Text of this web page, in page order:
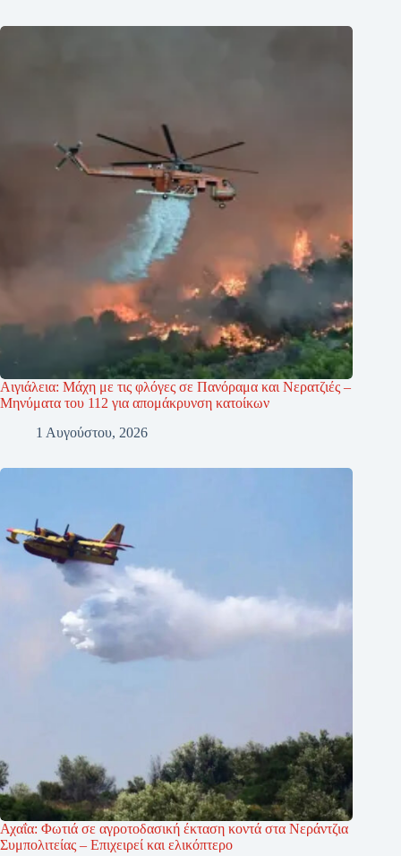
Αιγιάλεια: Μάχη με τις φλόγες σε Πανόραμα και Νερατζιές –
Μηνύματα του 112 για απομάκρυνση κατοίκων
1 Αυγούστου, 2026
Αχαΐα: Φωτιά σε αγροτοδασική έκταση κοντά στα Νεράντζια
Συμπολιτείας – Επιχειρεί και ελικόπτερο